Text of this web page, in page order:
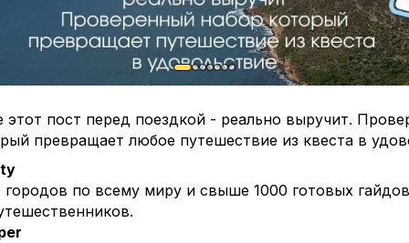
этот пост перед поездкой - реально выручит.
превращает любое путешествие из квеста в
городов по всему миру и свыше 1000 готовых